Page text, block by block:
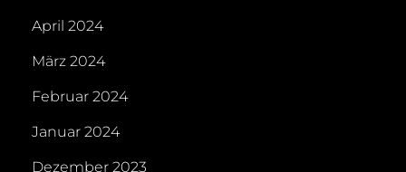
April 2024
März 2024
Februar 2024
Januar 2024
Dezember 2023